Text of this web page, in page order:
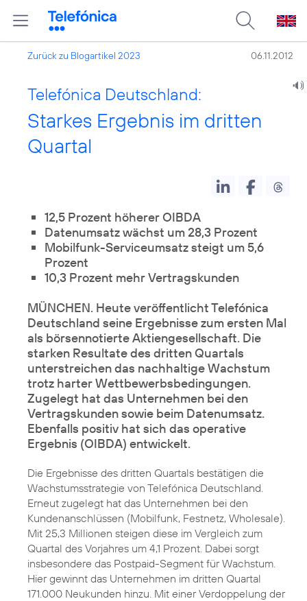
Zurück zu Blogartikel 2023 06.11.2012
Telefónica Deutschland:
Starkes Ergebnis im dritten
Quartal
12,5 Prozent höherer OIBDA
Datenumsatz wächst um 28,3 Prozent
Mobilfunk-Serviceumsatz steigt um 5,6
Prozent
10,3 Prozent mehr Vertragskunden
MÜNCHEN. Heute veröffentlicht Telefónica
Deutschland seine Ergebnisse zum ersten Mal
als börsennotierte Aktiengesellschaft. Die
starken Resultate des dritten Quartals
unterstreichen das nachhaltigeWachstum
trotz harter Wettbewerbsbedingungen.
Zugelegt hat das Unternehmen bei den
Vertragskunden sowie beim Datenumsatz.
Ebenfalls positiv hat sich das operative
Ergebnis (OIBDA) entwickelt.
Die Ergebnisse des dritten Quartals bestätigen die
Wachstumsstrategie von Telefónica Deutschland.
Erneut zugelegt hat das Unternehmen bei den
Kundenanschlüssen (Mobilfunk, Festnetz, Wholesale).
Mit 25,3 Millionen steigen diese im Vergleich zum
Quartal des Vorjahres um 4,1 Prozent. Dabei sorgt
insbesondere das Postpaid-Segment für Wachstum.
Hier gewinnt das Unternehmen im dritten Quartal
171.000 Neukunden hinzu. Mit einer Verdoppelung der